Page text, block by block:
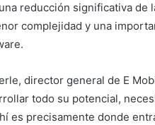
reducción significativa de
complejidad y una
director general de E
todo su potencial,
es precisamente donde